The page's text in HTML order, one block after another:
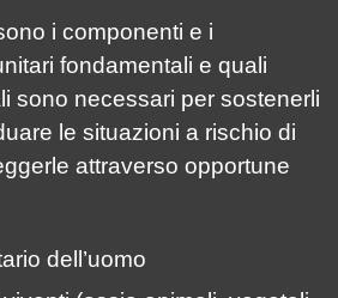
i componenti e i
fondamentali e quali
sono necessari per sostenerli
le situazioni a rischio di
attraverso opportune
dell’uomo